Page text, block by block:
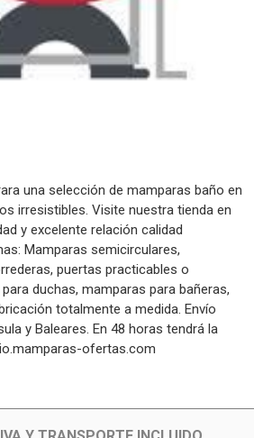
una selección de mamparas baño en
irresistibles. Visite nuestra tienda en
y excelente relación calidad
Mamparas semicirculares,
puertas practicables o
duchas, mamparas para bañeras,
totalmente a medida. Envío
y Baleares. En 48 horas tendrá la
ofertas.com